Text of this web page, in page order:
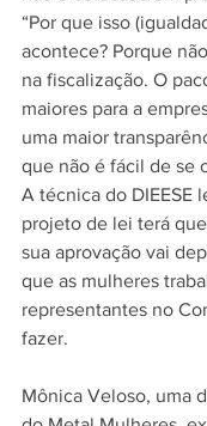
“Por que isso
acontece? Porque
na fiscalização. O
maiores para a
uma maior
que não é fácil de se
A técnica do DIEESE
projeto de lei terá
sua aprovação vai
que as mulheres
representantes no
fazer.
Mônica Veloso, uma